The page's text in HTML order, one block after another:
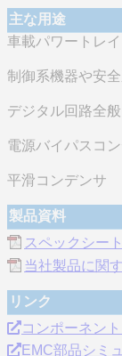
主な用途
車載パワートレ
制御系機器や安
デジタル回路全般
電源バイパスコ
平滑コンデンサ
製品資料
スペックシート
当社製品に関
リンク
コンポーネン
EMC部品シミ